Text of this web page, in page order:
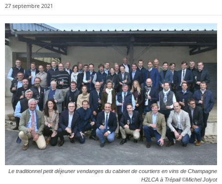
27 septembre 2021
Le traditionnel petit déjeuner vendanges du cabinet de courtiers en vins de Champagne
H2LCA à Trépail ©Michel Jolyot